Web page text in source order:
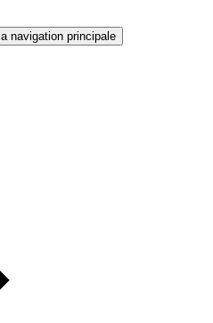
navigation principale